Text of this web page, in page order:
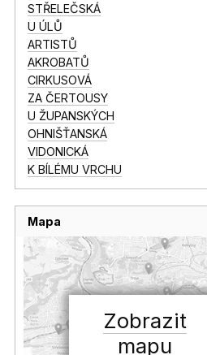
STŘELEČSKÁ
U ÚLŮ
ARTISTŮ
AKROBATŮ
CIRKUSOVÁ
ZA ČERTOUSY
U ŽUPANSKÝCH
OHNIŠŤANSKÁ
VIDONICKÁ
K BÍLÉMU VRCHU
Mapa
Zobrazit
mapu